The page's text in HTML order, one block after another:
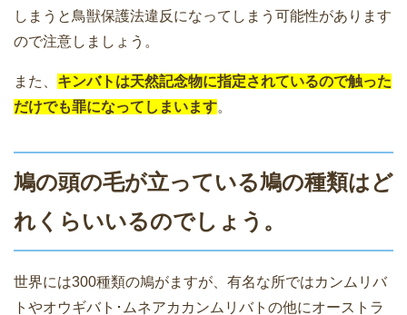
しまうと鳥獣保護法違反になってしまう可能性があります
ので注意しましょう。
また、 キンバトは天然記念物に指定されているので触った
だけでも罪になってしまいます。
鳩の頭の毛が立っている鳩の種類はど
れくらいいるのでしょう。
世界には300種類の鳩がますが、有名な所ではカンムリバ
トやオウギバト･ムネアカカンムリバトの他にオーストラ